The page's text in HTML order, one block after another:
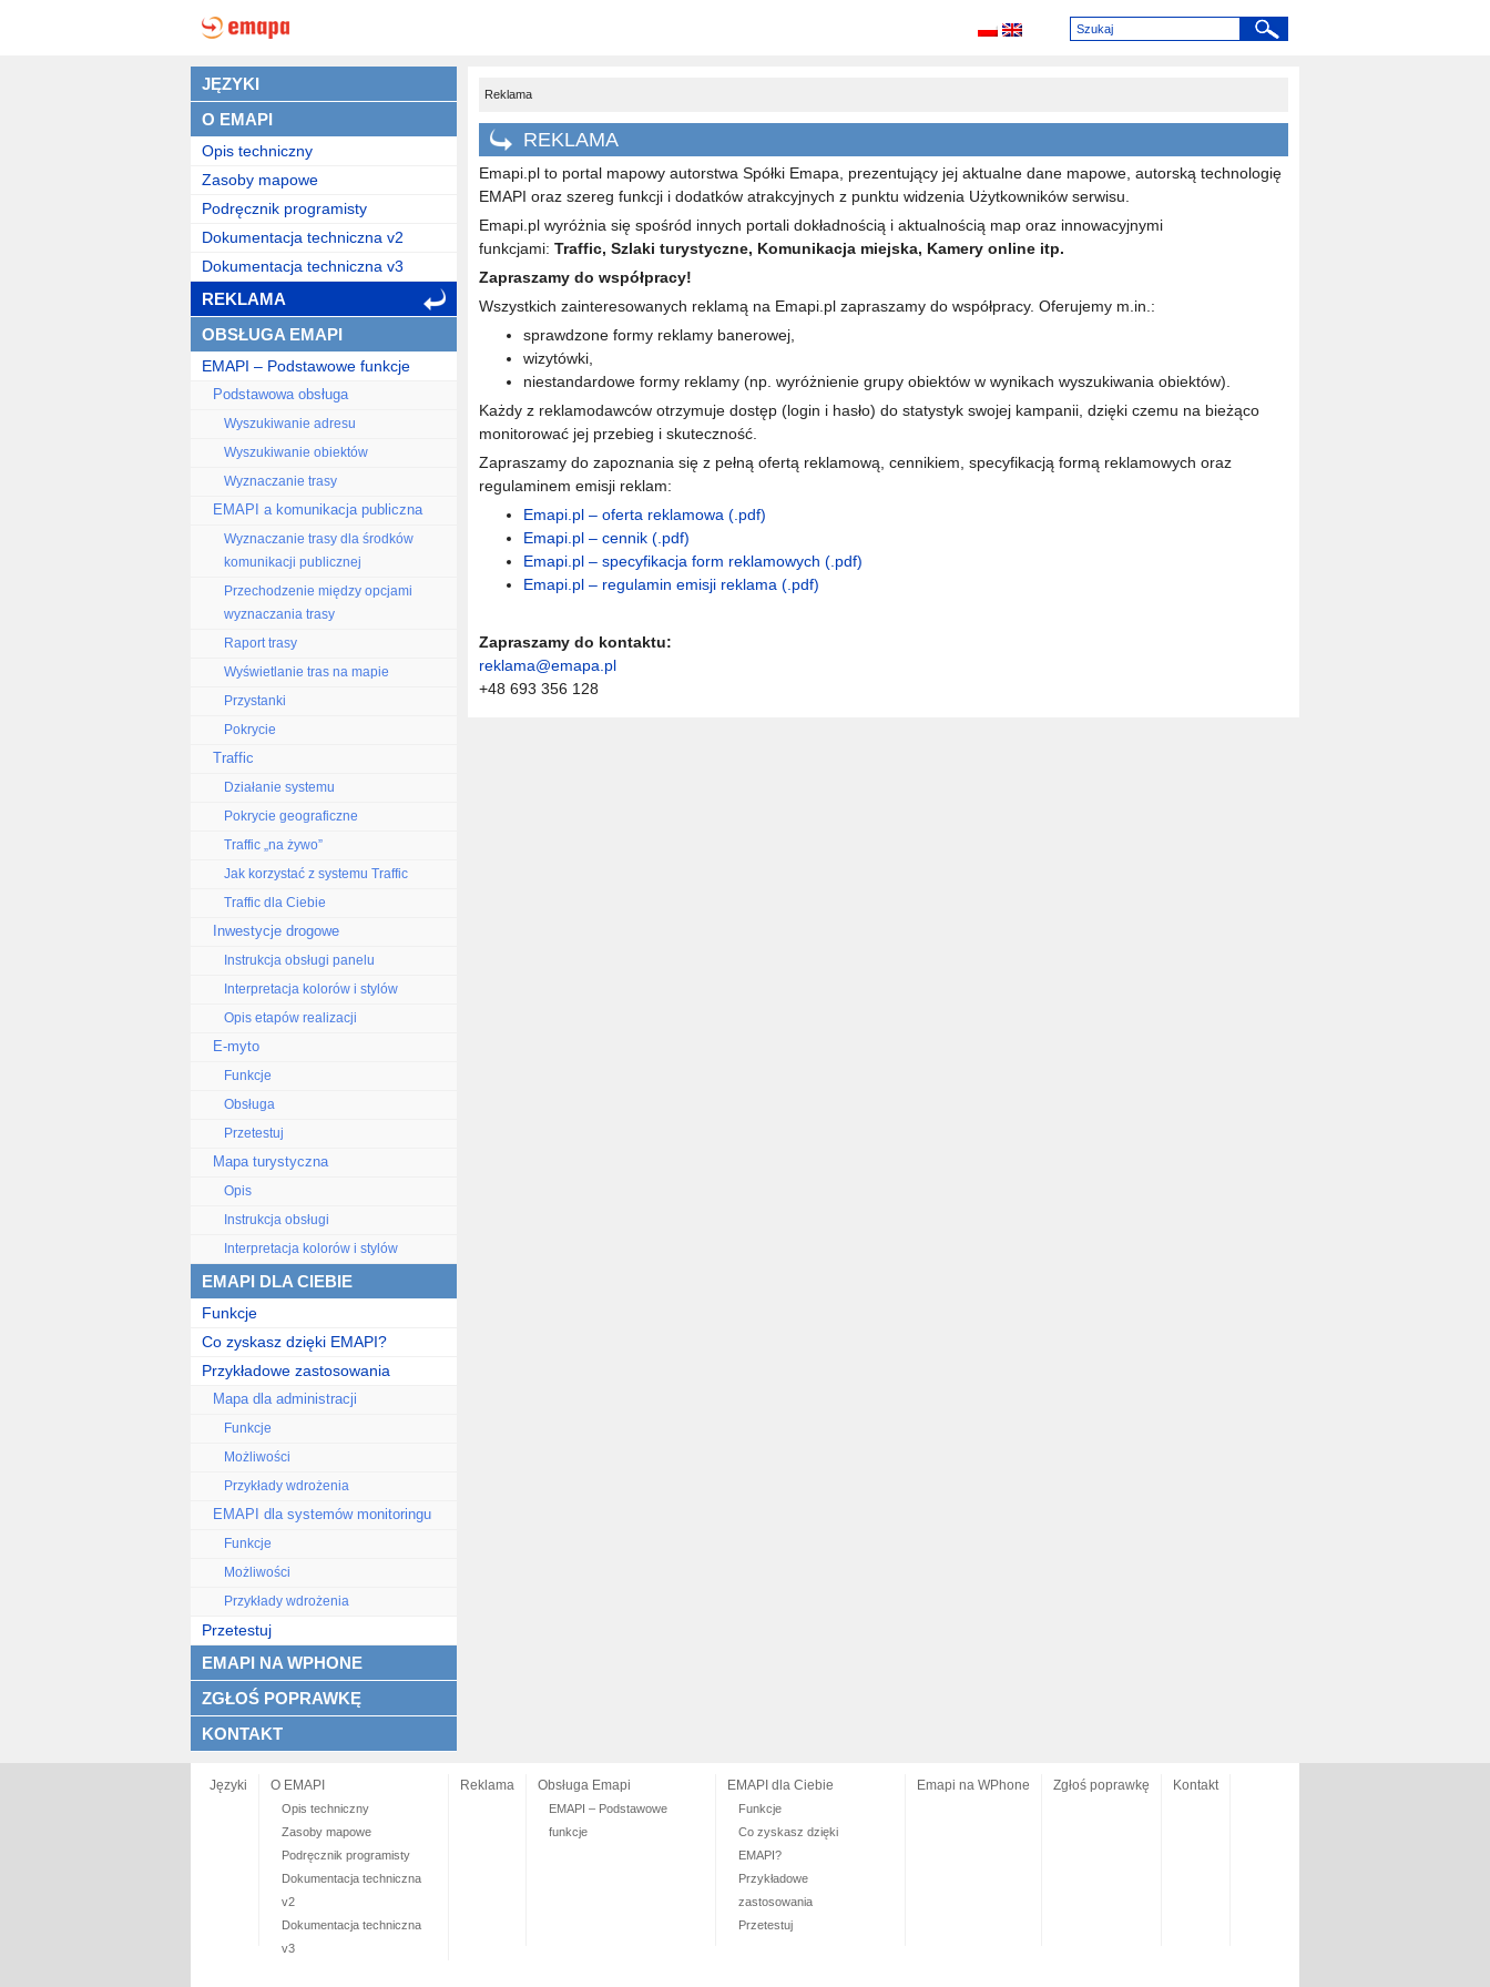
JĘZYKI
O EMAPI
Opis techniczny
Zasoby mapowe
Podręcznik programisty
Dokumentacja techniczna v2
Dokumentacja techniczna v3
REKLAMA
OBSŁUGA EMAPI
EMAPI – Podstawowe funkcje
Podstawowa obsługa
Wyszukiwanie adresu
Wyszukiwanie obiektów
Wyznaczanie trasy
EMAPI a komunikacja publiczna
Wyznaczanie trasy dla środków
komunikacji publicznej
Przechodzenie między opcjami
wyznaczania trasy
Raport trasy
Wyświetlanie tras na mapie
Przystanki
Pokrycie
Traffic
Działanie systemu
Pokrycie geograficzne
Traffic „na żywo”
Jak korzystać z systemu Traffic
Traffic dla Ciebie
Inwestycje drogowe
Instrukcja obsługi panelu
Interpretacja kolorów i stylów
Opis etapów realizacji
E-myto
Funkcje
Obsługa
Przetestuj
Mapa turystyczna
Opis
Instrukcja obsługi
Interpretacja kolorów i stylów
EMAPI DLA CIEBIE
Funkcje
Co zyskasz dzięki EMAPI?
Przykładowe zastosowania
Mapa dla administracji
Funkcje
Możliwości
Przykłady wdrożenia
EMAPI dla systemów monitoringu
Funkcje
Możliwości
Przykłady wdrożenia
Przetestuj
EMAPI NA WPHONE
ZGŁOŚ POPRAWKĘ
KONTAKT
Reklama
REKLAMA
Emapi.pl to portal mapowy autorstwa Spółki Emapa, prezentujący jej aktualne dane mapowe, autorską technologię
EMAPI oraz szereg funkcji i dodatków atrakcyjnych z punktu widzenia Użytkowników serwisu.
Emapi.pl wyróżnia się spośród innych portali dokładnością i aktualnością map oraz innowacyjnymi
funkcjami: Traffic, Szlaki turystyczne, Komunikacja miejska, Kamery online itp.
Zapraszamy do współpracy!
Wszystkich zainteresowanych reklamą na Emapi.pl zapraszamy do współpracy. Oferujemy m.in.:
sprawdzone formy reklamy banerowej,
wizytówki,
niestandardowe formy reklamy (np. wyróżnienie grupy obiektów w wynikach wyszukiwania obiektów).
Każdy z reklamodawców otrzymuje dostęp (login i hasło) do statystyk swojej kampanii, dzięki czemu na bieżąco
monitorować jej przebieg i skuteczność.
Zapraszamy do zapoznania się z pełną ofertą reklamową, cennikiem, specyfikacją formą reklamowych oraz
regulaminem emisji reklam:
Emapi.pl – oferta reklamowa (.pdf)
Emapi.pl – cennik (.pdf)
Emapi.pl – specyfikacja form reklamowych (.pdf)
Emapi.pl – regulamin emisji reklama (.pdf)
Zapraszamy do kontaktu:
reklama@emapa.pl
+48 693 356 128
Języki O EMAPI
Opis techniczny
Zasoby mapowe
Podręcznik programisty
Dokumentacja techniczna
v2
Dokumentacja techniczna
v3
Reklama Obsługa Emapi
EMAPI – Podstawowe
funkcje
EMAPI dla Ciebie
Funkcje
Co zyskasz dzięki
EMAPI?
Przykładowe
zastosowania
Przetestuj
Emapi na WPhone Zgłoś poprawkę Kontakt